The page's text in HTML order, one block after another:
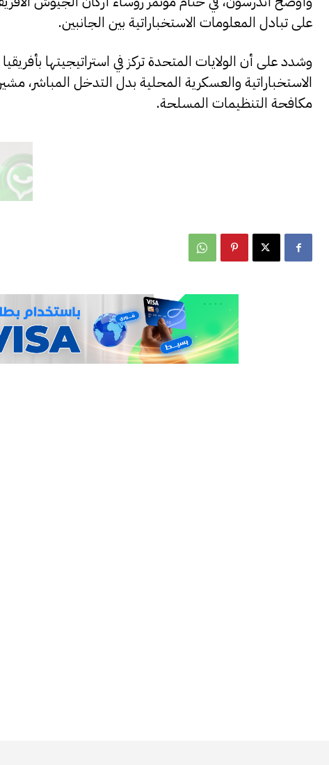
على تبادل المعلومات الاستخباراتية بين الجانبين.
وشدد على أن الولايات المتحدة تركز في استراتيجيتها
الاستخباراتية والعسكرية المحلية بدل التدخل المباشر،
مكافحة التنظيمات المسلحة.